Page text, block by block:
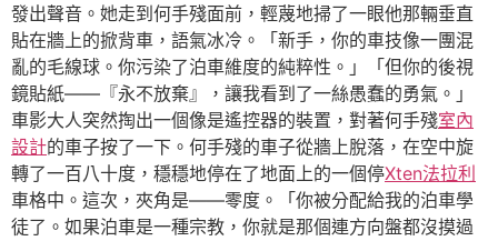
發出聲音。她走到何手殘面前，輕蔑地掃了一眼他那輛垂直
貼在牆上的掀背車，語氣冰冷。「新手，你的車技像一團混
亂的毛線球。你污染了泊車維度的純粹性。」「但你的後視
鏡貼紙——『永不放棄』，讓我看到了一絲愚蠢的勇氣。」
車影大人突然掏出一個像是遙控器的裝置，對著何手殘室內
設計的車子按了一下。何手殘的車子從牆上脫落，在空中旋
轉了一百八十度，穩穩地停在了地面上的一個停Xten法拉利
車格中。這次，夾角是——零度。「你被分配給我的泊車學
徒了。如果泊車是一種宗教，你就是那個連方向盤都沒摸過